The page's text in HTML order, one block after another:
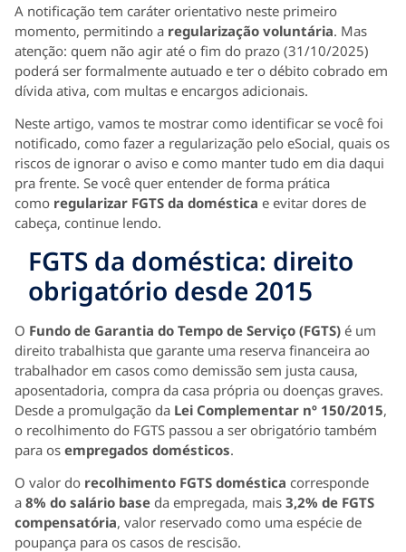
A notificação tem caráter orientativo neste primeiro
momento, permitindo a regularização voluntária. Mas
atenção: quem não agir até o fim do prazo (31/10/2025)
poderá ser formalmente autuado e ter o débito cobrado em
dívida ativa, com multas e encargos adicionais.
Neste artigo, vamos te mostrar como identificar se você foi
notificado, como fazer a regularização pelo eSocial, quais os
riscos de ignorar o aviso e como manter tudo em dia daqui
pra frente. Se você quer entender de forma prática
como regularizar FGTS da doméstica e evitar dores de
cabeça, continue lendo.
FGTS da doméstica: direito
obrigatório desde 2015
O Fundo de Garantia do Tempo de Serviço (FGTS) é um
direito trabalhista que garante uma reserva financeira ao
trabalhador em casos como demissão sem justa causa,
aposentadoria, compra da casa própria ou doenças graves.
Desde a promulgação da Lei Complementar nº 150/2015,
o recolhimento do FGTS passou a ser obrigatório também
para os empregados domésticos.
O valor do recolhimento FGTS doméstica corresponde
a 8% do salário base da empregada, mais 3,2% de FGTS
compensatória, valor reservado como uma espécie de
poupança para os casos de rescisão.